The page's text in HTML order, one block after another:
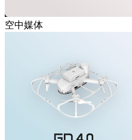
空中媒体